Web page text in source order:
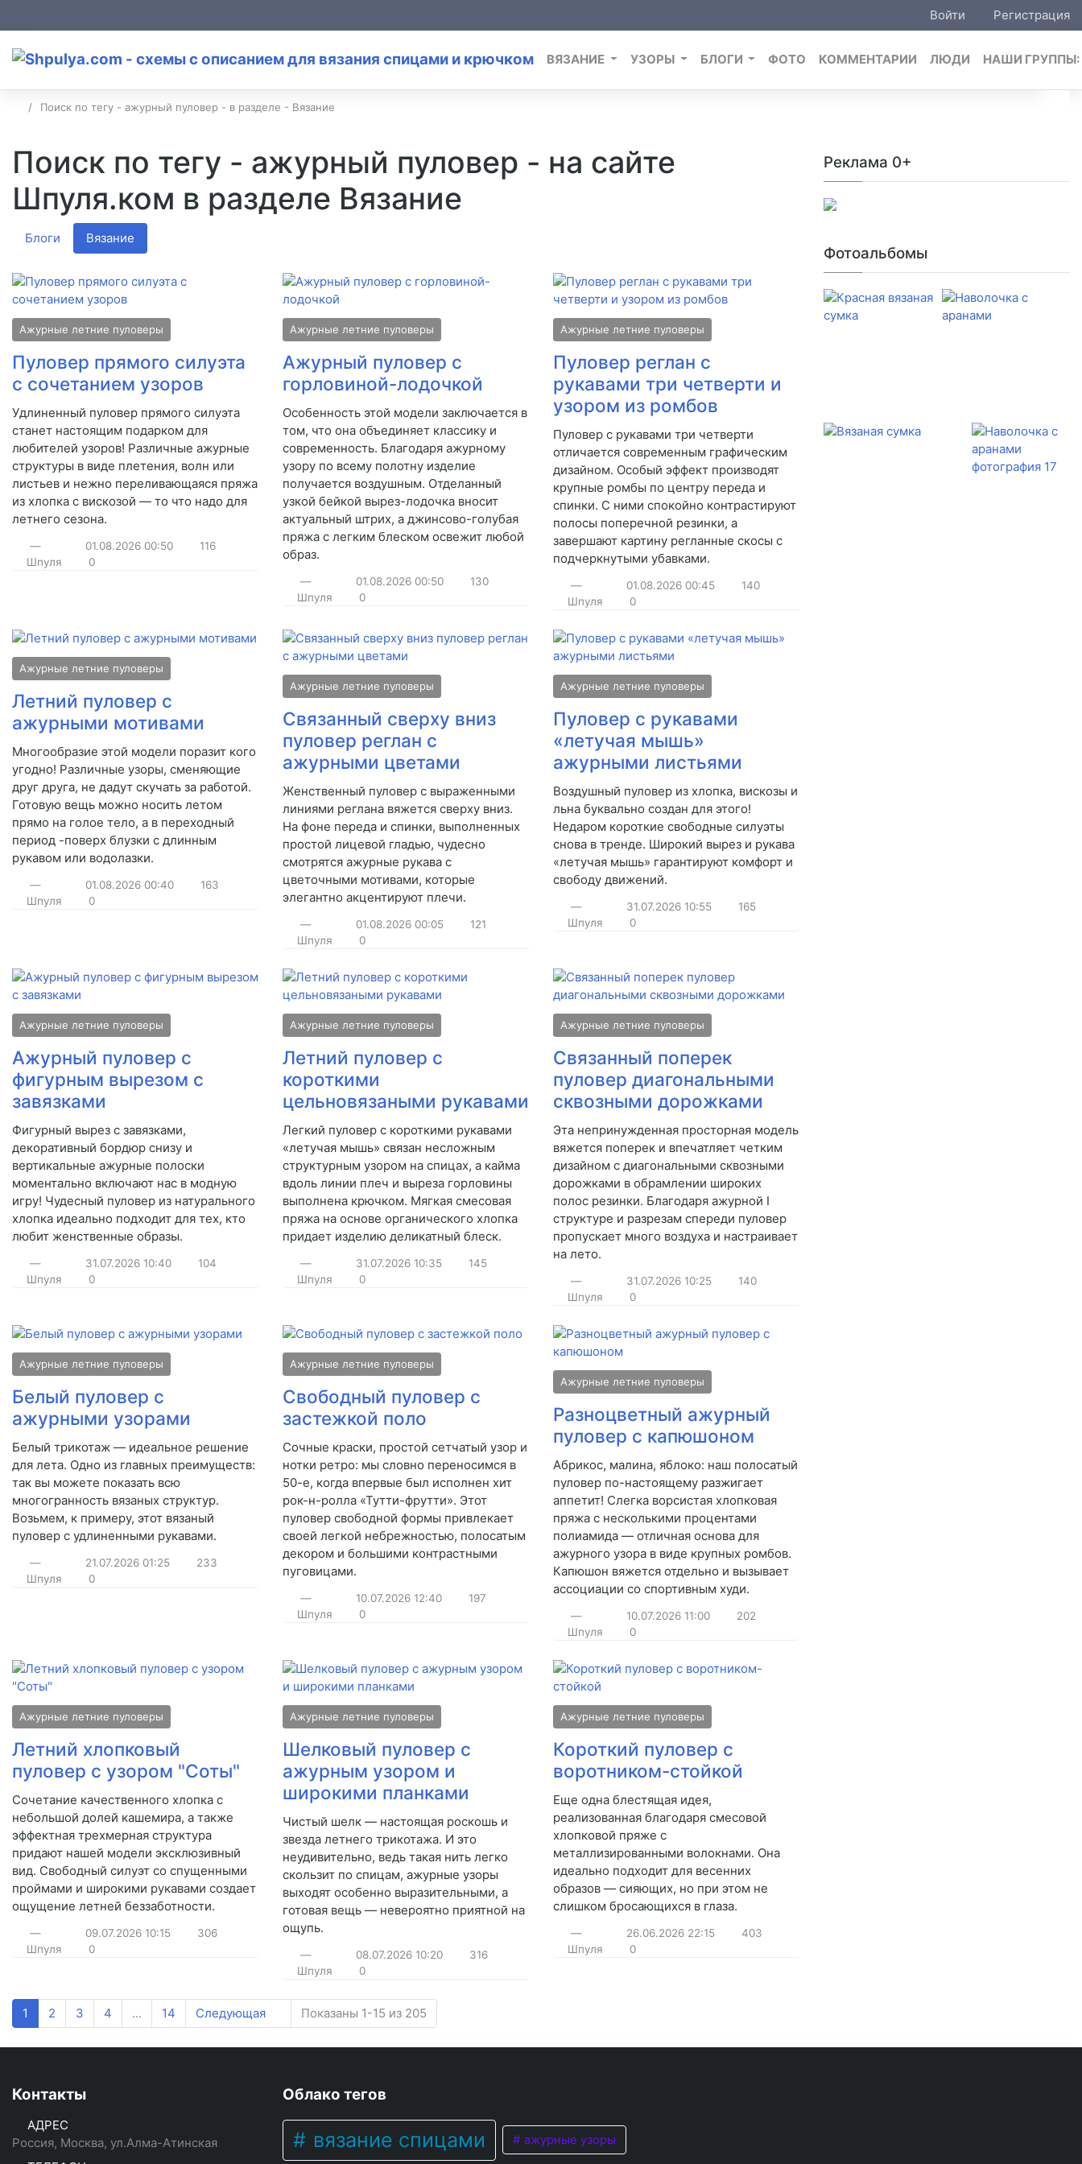
Войти Регистрация
ВЯЗАНИЕ УЗОРЫ БЛОГИ ФОТО КОММЕНТАРИИ ЛЮДИ НАШИ ГРУППЫ:
Поиск по тегу - ажурный пуловер - в разделе - Вязание
Поиск по тегу - ажурный пуловер - на сайте
Шпуля.ком в разделе Вязание
Блоги Вязание
Ажурные летние пуловеры
Пуловер прямого силуэта
с сочетанием узоров
Удлиненный пуловер прямого силуэта
станет настоящим подарком для
любителей узоров! Различные ажурные
структуры в виде плетения, волн или
листьев и нежно переливающаяся пряжа
из хлопка с вискозой — то что надо для
летнего сезона.
— 01.08.2026 00:50
116
Шпуля
0
Ажурные летние пуловеры
Ажурный пуловер с
горловиной-лодочкой
Особенность этой модели заключается в
том, что она объединяет классику и
современность. Благодаря ажурному
узору по всему полотну изделие
получается воздушным. Отделанный
узкой бейкой вырез-лодочка вносит
актуальный штрих, а джинсово-голубая
пряжа с легким блеском освежит любой
образ.
— 01.08.2026 00:50
130
Шпуля
0
Ажурные летние пуловеры
Пуловер реглан с
рукавами три четверти и
узором из ромбов
Пуловер с рукавами три четверти
отличается современным графическим
дизайном. Особый эффект производят
крупные ромбы по центру переда и
спинки. С ними спокойно контрастируют
полосы поперечной резинки, а
завершают картину регланные скосы с
подчеркнутыми убавками.
— 01.08.2026 00:45
140
Шпуля
0
Ажурные летние пуловеры
Летний пуловер с
ажурными мотивами
Многообразие этой модели поразит кого
угодно! Различные узоры, сменяющие
друг друга, не дадут скучать за работой.
Готовую вещь можно носить летом
прямо на голое тело, а в переходный
период -поверх блузки с длинным
рукавом или водолазки.
— 01.08.2026 00:40
163
Шпуля
0
Ажурные летние пуловеры
Связанный сверху вниз
пуловер реглан с
ажурными цветами
Женственный пуловер с выраженными
линиями реглана вяжется сверху вниз.
На фоне переда и спинки, выполненных
простой лицевой гладью, чудесно
смотрятся ажурные рукава с
цветочными мотивами, которые
элегантно акцентируют плечи.
— 01.08.2026 00:05
121
Шпуля
0
Ажурные летние пуловеры
Пуловер с рукавами
«летучая мышь»
ажурными листьями
Воздушный пуловер из хлопка, вискозы и
льна буквально создан для этого!
Недаром короткие свободные силуэты
снова в тренде. Широкий вырез и рукава
«летучая мышь» гарантируют комфорт и
свободу движений.
— 31.07.2026 10:55
165
Шпуля
0
Ажурные летние пуловеры
Ажурный пуловер с
фигурным вырезом с
завязками
Фигурный вырез с завязками,
декоративный бордюр снизу и
вертикальные ажурные полоски
моментально включают нас в модную
игру! Чудесный пуловер из натурального
хлопка идеально подходит для тех, кто
любит женственные образы.
— 31.07.2026 10:40
104
Шпуля
0
Ажурные летние пуловеры
Летний пуловер с
короткими
цельновязаными рукавами
Легкий пуловер с короткими рукавами
«летучая мышь» связан несложным
структурным узором на спицах, а кайма
вдоль линии плеч и выреза горловины
выполнена крючком. Мягкая смесовая
пряжа на основе органического хлопка
придает изделию деликатный блеск.
— 31.07.2026 10:35
145
Шпуля
0
Ажурные летние пуловеры
Связанный поперек
пуловер диагональными
сквозными дорожками
Эта непринужденная просторная модель
вяжется поперек и впечатляет четким
дизайном с диагональными сквозными
дорожками в обрамлении широких
полос резинки. Благодаря ажурной I
структуре и разрезам спереди пуловер
пропускает много воздуха и настраивает
на лето.
— 31.07.2026 10:25
140
Шпуля
0
Ажурные летние пуловеры
Белый пуловер с
ажурными узорами
Белый трикотаж — идеальное решение
для лета. Одно из главных преимуществ:
так вы можете показать всю
многогранность вязаных структур.
Возьмем, к примеру, этот вязаный
пуловер с удлиненными рукавами.
— 21.07.2026 01:25
233
Шпуля
0
Ажурные летние пуловеры
Свободный пуловер с
застежкой поло
Сочные краски, простой сетчатый узор и
нотки ретро: мы словно переносимся в
50-е, когда впервые был исполнен хит
рок-н-ролла «Тутти-фрутти». Этот
пуловер свободной формы привлекает
своей легкой небрежностью, полосатым
декором и большими контрастными
пуговицами.
— 10.07.2026 12:40
197
Шпуля
0
Ажурные летние пуловеры
Разноцветный ажурный
пуловер с капюшоном
Абрикос, малина, яблоко: наш полосатый
пуловер по-настоящему разжигает
аппетит! Слегка ворсистая хлопковая
пряжа с несколькими процентами
полиамида — отличная основа для
ажурного узора в виде крупных ромбов.
Капюшон вяжется отдельно и вызывает
ассоциации со спортивным худи.
— 10.07.2026 11:00
202
Шпуля
0
Ажурные летние пуловеры
Летний хлопковый
пуловер с узором "Соты"
Сочетание качественного хлопка с
небольшой долей кашемира, а также
эффектная трехмерная структура
придают нашей модели эксклюзивный
вид. Свободный силуэт со спущенными
проймами и широкими рукавами создает
ощущение летней беззаботности.
— 09.07.2026 10:15
306
Шпуля
0
Ажурные летние пуловеры
Шелковый пуловер с
ажурным узором и
широкими планками
Чистый шелк — настоящая роскошь и
звезда летнего трикотажа. И это
неудивительно, ведь такая нить легко
скользит по спицам, ажурные узоры
выходят особенно выразительными, а
готовая вещь — невероятно приятной на
ощупь.
— 08.07.2026 10:20
316
Шпуля
0
Ажурные летние пуловеры
Короткий пуловер с
воротником-стойкой
Еще одна блестящая идея,
реализованная благодаря смесовой
хлопковой пряже с
металлизированными волокнами. Она
идеально подходит для весенних
образов — сияющих, но при этом не
слишком бросающихся в глаза.
— 26.06.2026 22:15
403
Шпуля
0
1 2 3 4 ... 14 Следующая Показаны 1-15 из 205
Реклама 0+
Фотоальбомы
Контакты
АДРЕС
Россия, Москва, ул.Алма-Атинская
Облако тегов
вязание спицами ажурные узоры